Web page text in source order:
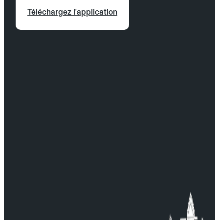
Téléchargez l'application